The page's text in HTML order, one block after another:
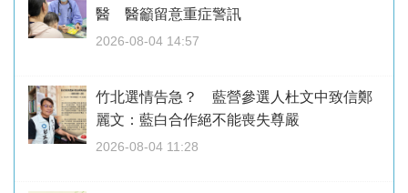
醫 醫籲留意重症警訊
2026-08-04 14:57
竹北選情告急？ 藍營參選人杜文中致信鄭
麗文：藍白合作絕不能喪失尊嚴
2026-08-04 11:28